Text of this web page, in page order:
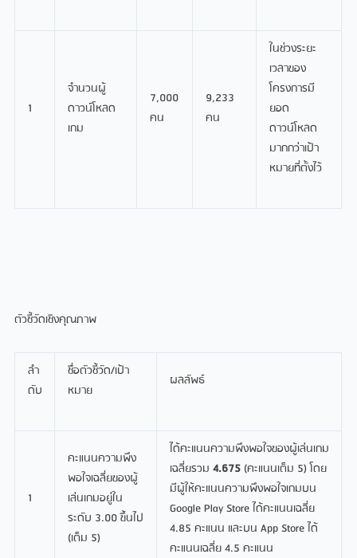
1
จํานวนผู้
ดาวน์โหลด
เกม
7,000
คน
9,233
คน
ในช่วงระยะ
เวลาของ
โครงการมี
ยอด
ดาวน์โหลด
มากกว่าเป้า
หมายที่ตั้งไว้
ตัวชี้วัดเชิงคุณภาพ
ลํา
ดับ
ชื่อตัวชี้วัด/เป้า
หมาย
ผลลัพธ์
1
คะแนนความพึง
พอใจเฉลี่ยของผู้
เล่นเกมอยู่ใน
ระดับ 3.00 ขึ้นไป
(เต็ม 5)
ได้คะแนนความพึงพอใจของผู้เล่นเกม
เฉลี่ยรวม 4.675(คะแนนเต็ม 5) โดย
มีผู้ให้คะแนนความพึงพอใจเกมบน
Google Play Store ได้คะแนนเฉลี่ย
4.85 คะแนน และบน App Store ได้
คะแนนเฉลี่ย 4.5 คะแนน